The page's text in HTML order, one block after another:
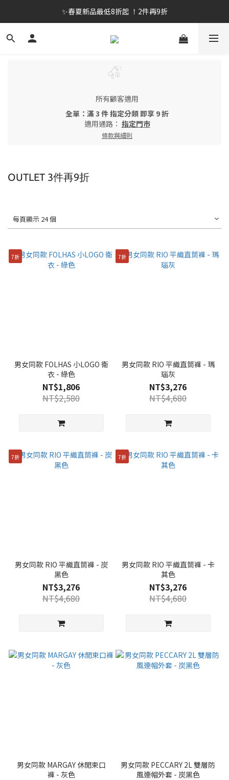
✨春夏新品最低8折起 ！2件再9折
✨春夏新品最低8折起 ！2件再9折
🔥OULET SALE! 降至5折起 滿件再8折
✨春夏新品最低8折起 ！2件再9折
所有顧客適用
全單：滿 3 件 指定分類 即享 9 折
適用通路： 指定門市
條款與細則
OUTLET 3件再9折
每頁顯示 24 個
7折
男女同款 FOLHAS 小LOGO 衛
衣 - 綠色
NT$1,806
NT$2,580
7折
男女同款 RIO 平織直筒褲 - 瑪
瑙灰
NT$3,276
NT$4,680
7折
男女同款 RIO 平織直筒褲 - 炭
黑色
NT$3,276
NT$4,680
7折
男女同款 RIO 平織直筒褲 - 卡
其色
NT$3,276
NT$4,680
男女同款 MARGAY 休閒束口
褲 - 灰色
男女同款 PECCARY 2L 雙層防
風連帽外套 - 炭黑色